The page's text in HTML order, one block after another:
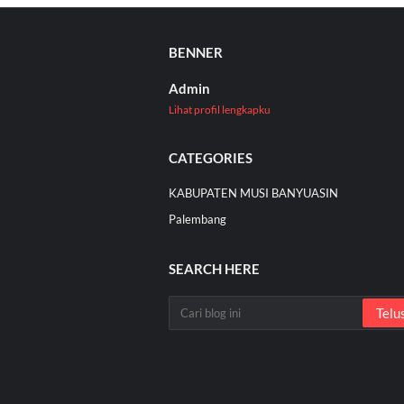
BENNER
Admin
Lihat profil lengkapku
CATEGORIES
KABUPATEN MUSI BANYUASIN
Palembang
SEARCH HERE